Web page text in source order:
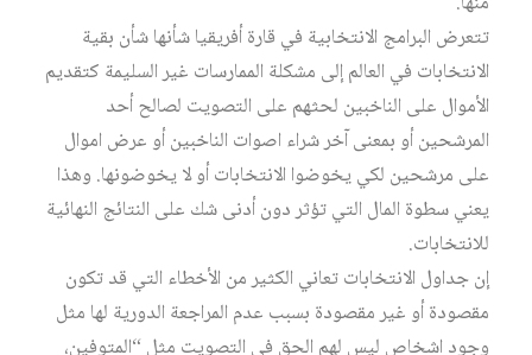
تتعرض البرامج الانتخابية في قارة أفريقيا شأنها شأن بقية
الانتخابات في العالم إلى مشكلة الممارسات غير السليمة كتقديم
الأموال على الناخبين لحثهم على التصويت لصالح أحد
المرشحين أو بمعنى آخر شراء اصوات الناخبين أو عرض اموال
على مرشحين لكي يخوضوا الانتخابات أو لا يخوضونها. وهذا
يعني سطوة المال التي تؤثر دون أدنى شك على النتائج النهائية
للانتخابات.
إن جداول الانتخابات تعاني الكثير من الأخطاء التي قد تكون
مقصودة أو غير مقصودة بسبب عدم المراجعة الدورية لها مثل